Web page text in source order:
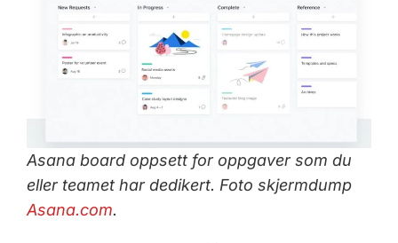
Asana board oppsett for oppgaver som du
eller teamet har dedikert. Foto skjermdump
Asana.com.